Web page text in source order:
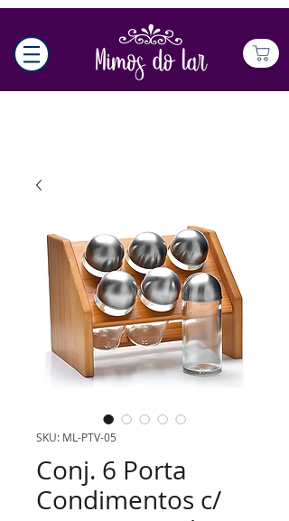
SKU: ML-PTV-05
Conj. 6 Porta
Condimentos c/